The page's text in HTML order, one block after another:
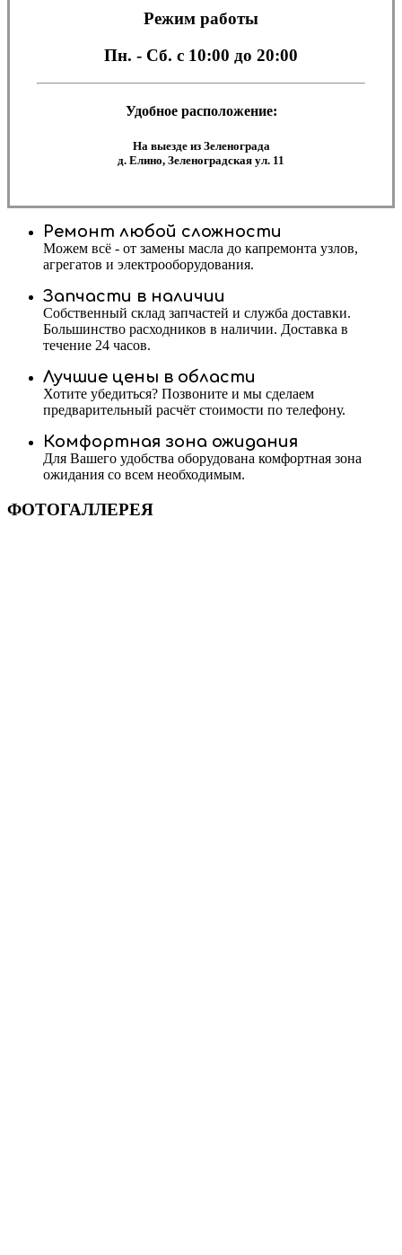
Режим работы
Пн. - Сб. с 10:00 до 20:00
Удобное расположение:
На выезде из Зеленограда
д. Елино, Зеленоградская ул. 11
Ремонт любой сложности
Можем всё - от замены масла до капремонта узлов,
агрегатов и электрооборудования.
Запчасти в наличии
Собственный склад запчастей и служба доставки.
Большинство расходников в наличии. Доставка в
течение 24 часов.
Лучшие цены в области
Хотите убедиться? Позвоните и мы сделаем
предварительный расчёт стоимости по телефону.
Комфортная зона ожидания
Для Вашего удобства оборудована комфортная зона
ожидания со всем необходимым.
ФОТОГАЛЛЕРЕЯ